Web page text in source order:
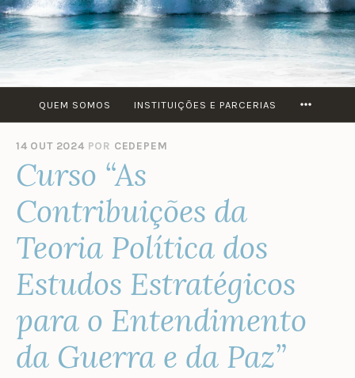
QUEM SOMOS INSTITUIÇÕES E PARCERIAS
14 OUT 2024 POR CEDEPEM
Curso “As
Contribuições da
Teoria Política dos
Estudos Estratégicos
para o Entendimento
da Guerra e da Paz”